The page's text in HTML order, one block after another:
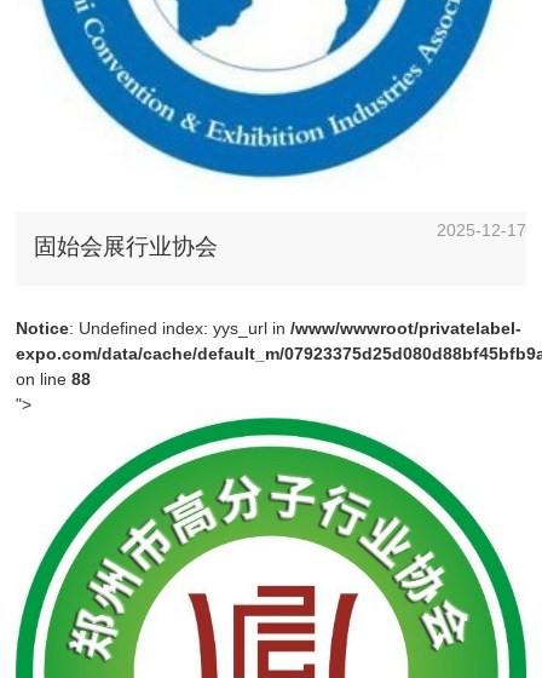
固始会展行业协会
2025-12-17
Notice: Undefined index: yys_url in/www/wwwroot/privatelabel-
expo.com/data/cache/default_m/
on line88
">